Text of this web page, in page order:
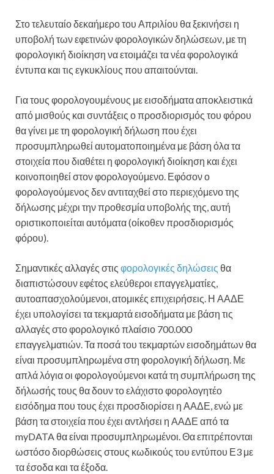
Στο τελευταίο δεκαήμερο του Απριλίου θα ξεκινήσει η
υποβολή των εφετινών φορολογικών δηλώσεων, με τη
φορολογική διοίκηση να ετοιμάζει τα νέα φορολογικά
έντυπα και τις εγκυκλίους που απαιτούνται.
Για τους φορολογουμένους με εισοδήματα αποκλειστικά
από μισθούς και συντάξεις ο προσδιορισμός του φόρου
θα γίνει με τη φορολογική δήλωση που έχει
προσυμπληρωθεί αυτοματοποιημένα με βάση όλα τα
στοιχεία που διαθέτει η φορολογική διοίκηση και έχει
κοινοποιηθεί στον φορολογούμενο. Εφόσον ο
φορολογούμενος δεν αντιταχθεί στο περιεχόμενο της
δήλωσης μέχρι την προθεσμία υποβολής της, αυτή
οριστικοποιείται αυτόματα (οίκοθεν προσδιορισμός
φόρου).
Σημαντικές αλλαγές στις φορολογικές δηλώσεις θα
διαπιστώσουν εφέτος ελεύθεροι επαγγελματίες,
αυτοαπασχολούμενοι, ατομικές επιχειρήσεις. Η ΑΑΔΕ
έχει υπολογίσει τα τεκμαρτά εισοδήματα με βάση τις
αλλαγές στο φορολογικό πλαίσιο 700.000
επαγγελματιών. Τα ποσά του τεκμαρτών εισοδημάτων θα
είναι προσυμπληρωμένα στη φορολογική δήλωση. Με
απλά λόγια οι φορολογούμενοι κατά τη συμπλήρωση της
δήλωσής τους θα δουν το ελάχιστο φορολογητέο
εισόδημα που τους έχει προσδιορίσει η ΑΑΔΕ, ενώ με
βάση τα στοιχεία που έχει αντλήσει η ΑΑΔΕ από τα
myDATA θα είναι προσυμπληρωμένοι. Θα επιτρέπονται
ωστόσο διορθώσεις στους κωδικούς του εντύπου Ε3 με
τα έσοδα και τα έξοδα.